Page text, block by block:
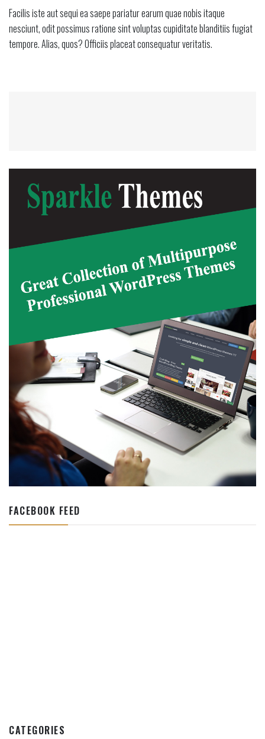
Facilis iste aut sequi ea saepe pariatur earum quae nobis itaque
nesciunt, odit possimus ratione sint voluptas cupiditate blanditiis fugiat
tempore. Alias, quos? Officiis placeat consequatur veritatis.
FACEBOOK FEED
CATEGORIES